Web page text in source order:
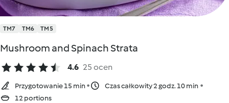
TM7 TM6 TM5
Mushroom and Spinach Strata
4.6 25 ocen
Przygotowanie 15 min
Czas całkowity 2 godz. 10 min
12 portions